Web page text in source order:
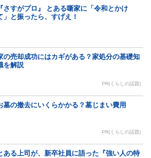
『さすがプロ』 とある噺家に「令和とかけ
」と振ったら、すげえ！
の売却成功にはカギがある？家処分の基礎知
を解説
PR(くらしの話題)
墓の撤去にいくらかかる？墓じまい費用
PR(くらしの話題)
ある上司が、新卒社員に語った『強い人の特